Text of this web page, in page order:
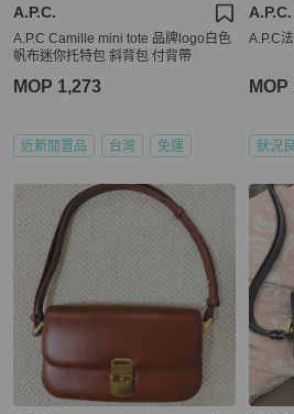
A.P.C.
A.P.C Camille mini tote 品牌logo白色
帆布迷你托特包 斜背包 付背帶
MOP 1,273
近新閒置品 台灣 免運
A.P.C.
A.P.C
MOP
狀況